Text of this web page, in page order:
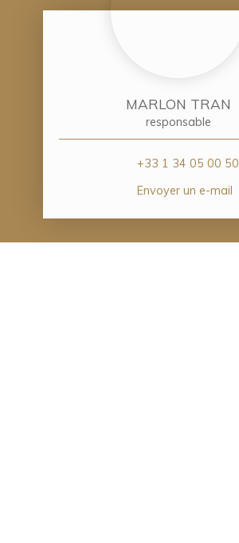
MARLON TRAN
responsable
+33 1 34 05 00 50
Envoyer un e-mail